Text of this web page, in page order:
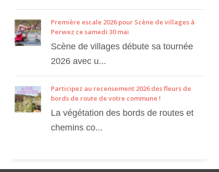
Première escale 2026 pour Scène de villages à
Perwez ce samedi 30 mai
Scène de villages débute sa tournée
2026 avec u...
Participez au recensement 2026 des fleurs de
bords de route de votre commune !
La végétation des bords de routes et
chemins co...